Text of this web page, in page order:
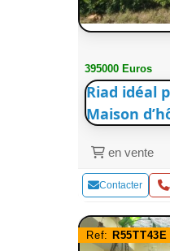
395000 Euros
Riad idéal
Maison
en vente
Contacter
Ref: R55TT43E